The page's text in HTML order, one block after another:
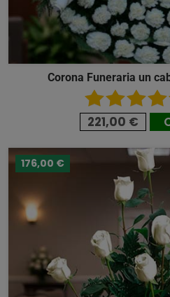
Corona Funeraria un
221,00 €
176,00 €